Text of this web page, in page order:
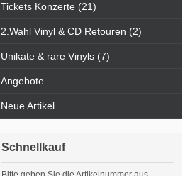
Tickets Konzerte (21)
2.Wahl Vinyl & CD Retouren (2)
Unikate & rare Vinyls (7)
Angebote
Neue Artikel
Schnellkauf